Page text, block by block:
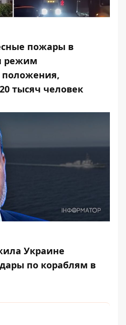
пожары в
режим
положения,
тысяч человек
Украине
по кораблям в